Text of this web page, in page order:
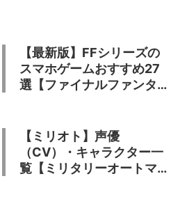
【最新版】FFシリーズの
スマホゲームおすすめ27
選【ファイナルファンタジ
【ミリオト】声優
（CV）・キャラクター一
覧【ミリタリーオートマ